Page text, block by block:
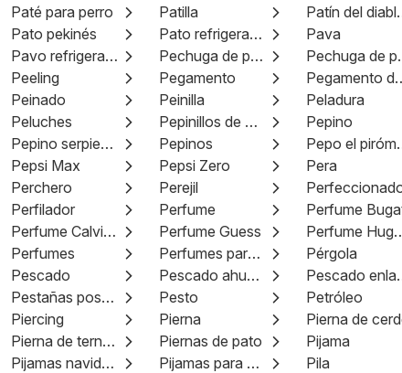
Paté para perro Patilla
Patín
Pato pekinés Pato refrigerado
Pava
Pavo refrigerado Pechuga de pato
Peeling Pegamento
Peinado Peinilla
Peladura
Peluches Pepinillos de Znojmo
Pepino
Pepino serpiente Pepinos
Pepsi Max Pepsi Zero
Pera
Perchero Perejil
Perfilador Perfume
Perfume
Perfume Calvin Klein Perfume Guess
Perfumes Perfumes para hombre
Pérgola
Pescado Pescado ahumado
Pestañas postizas Pesto
Petróleo
Piercing Pierna
Pierna de
Pierna de ternera Piernas de pato
Pijama
Pijamas navideños Pijamas para mujer
Pila